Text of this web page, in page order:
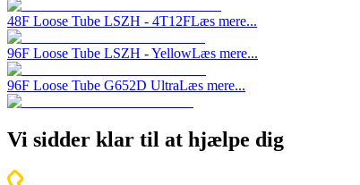
48F Loose Tube LSZH - 4T12FLæs mere...
96F Loose Tube LSZH - YellowLæs mere...
96F Loose Tube G652D UltraLæs mere...
Vi sidder klar til at hjælpe dig